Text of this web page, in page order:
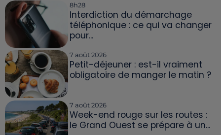
8h28
Interdiction du démarchage
téléphonique : ce qui va changer
pour...
7 août 2026
Petit-déjeuner : est-il vraiment
obligatoire de manger le matin ?
7 août 2026
Week-end rouge sur les routes :
le Grand Ouest se prépare à un...